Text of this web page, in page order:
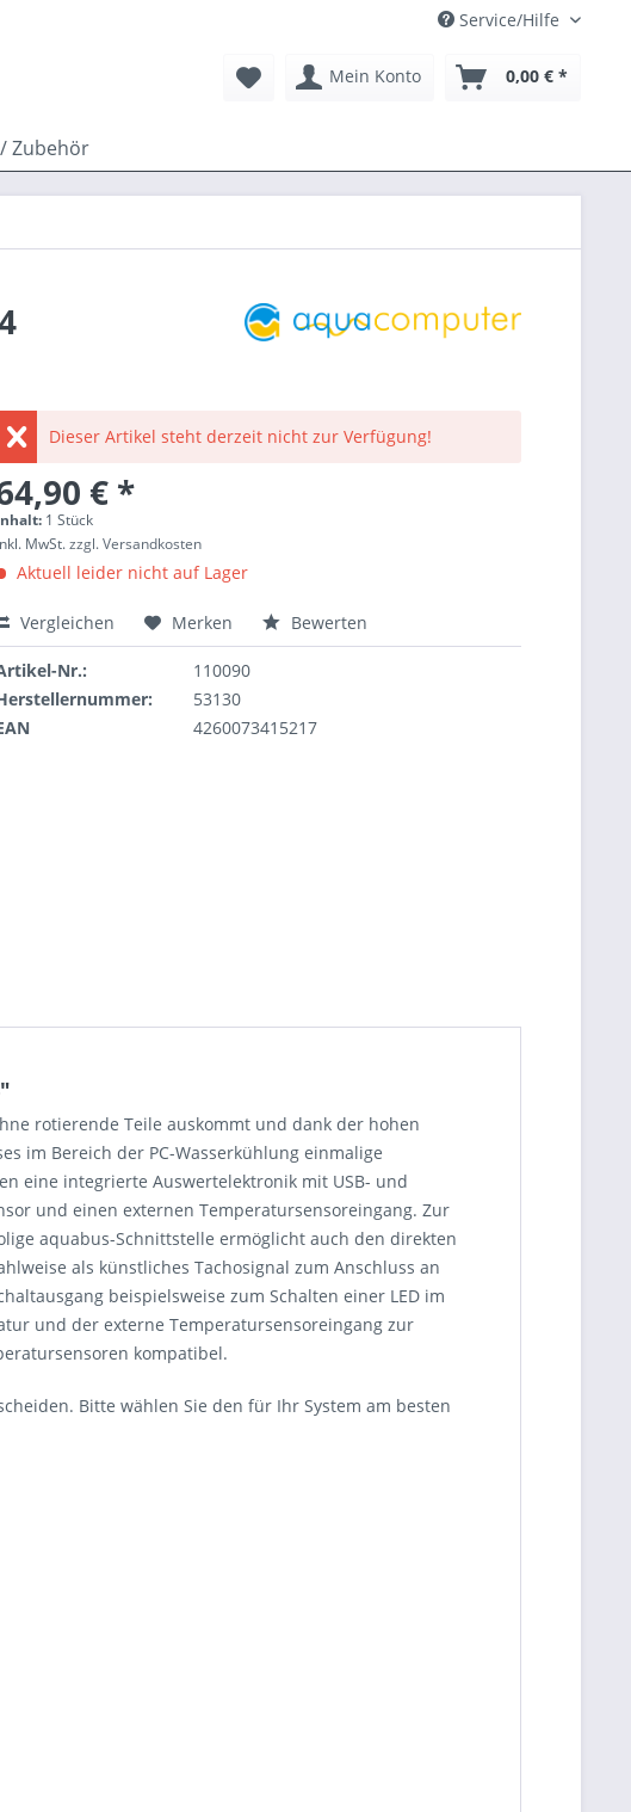
Service/Hilfe
Mein Konto 0,00 € *
Zubehör
Dieser Artikel steht derzeit nicht zur Verfügung!
€ *
1 Stück
MwSt.zzgl. Versandkosten
Aktuell leider nicht auf Lager
Vergleichen Merken Bewerten
Nr.:
110090
53130
4260073415217
rotierende Teile auskommt und dank der hohen
im Bereich der PC-Wasserkühlung einmalige
eine integrierte Auswertelektronik mit USB- und
und einen externen Temperatursensoreingang. Zur
aquabus-Schnittstelle ermöglicht auch den direkten
als künstliches Tachosignal zum Anschluss an
beispielsweise zum Schalten einer LED im
und der externe Temperatursensoreingang zur
kompatibel.
Bitte wählen Sie den für Ihr System am besten